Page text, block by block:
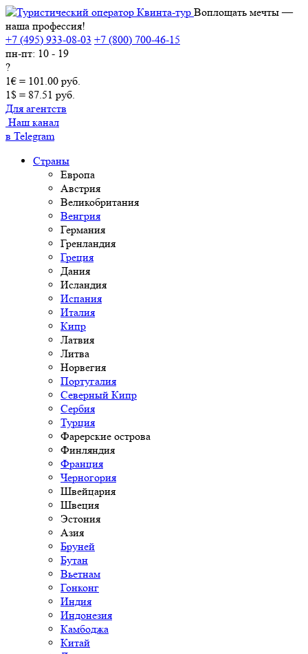
Воплощать мечты —
наша профессия!
+7 (495) 933-08-03 +7 (800) 700-46-15
пн-пт: 10 - 19
?
1€ = 101.00 руб.
1$ = 87.51 руб.
Для агентств
Наш канал
в Telegram
Страны
Европа
Австрия
Великобритания
Венгрия
Германия
Гренландия
Греция
Дания
Исландия
Испания
Италия
Кипр
Латвия
Литва
Норвегия
Португалия
Северный Кипр
Сербия
Турция
Фарерские острова
Финляндия
Франция
Черногория
Швейцария
Швеция
Эстония
Азия
Бруней
Бутан
Вьетнам
Гонконг
Индия
Индонезия
Камбоджа
Китай